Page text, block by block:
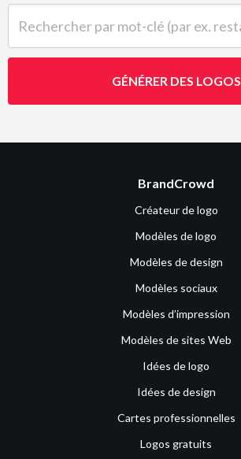
GÉNÉRER DES LOGOS
BrandCrowd
Créateur de logo
Modèles de logo
Modèles de design
Modèles sociaux
Modèles d’impression
Modèles de sites Web
Idées de logo
Idées de design
Cartes professionnelles
Logos gratuits